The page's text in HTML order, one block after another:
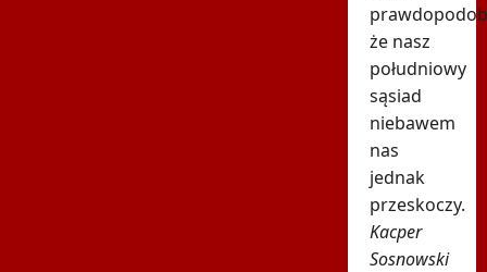
że nasz
południowy
sąsiad
niebawem
nas
jednak
przeskoczy.
Kacper
Sosnowski